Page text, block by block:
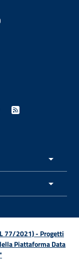
in nuova finestra
nuova finestra
- Apertura in
- Apertura in
esterno -
- Sito esterno -
- Sito
Feed RSS -
77/2021) - Progetti
Piattaforma Data